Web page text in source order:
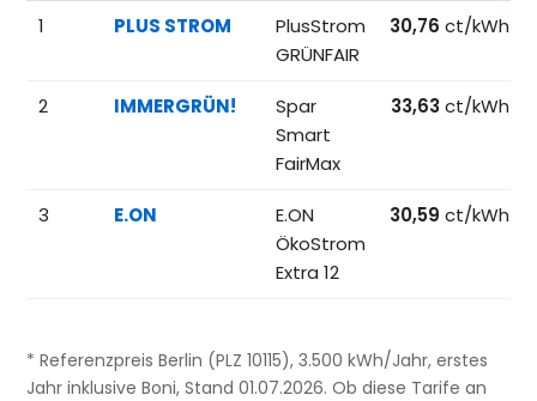
Beliebteste Tarife beim Anbieterwechsel;
1 PLUS STROM
PlusStrom
GRÜNFAIR
30,76 ct/kWh
2 IMMERGRÜN!
Spar
Smart
FairMax
33,63 ct/kWh
3 E.ON
E.ON
ÖkoStrom
Extra 12
30,59 ct/kWh
* Referenzpreis Berlin (PLZ 10115), 3.500 kWh/Jahr, erstes
Jahr inklusive Boni, Stand 01.07.2026. Ob diese Tarife an